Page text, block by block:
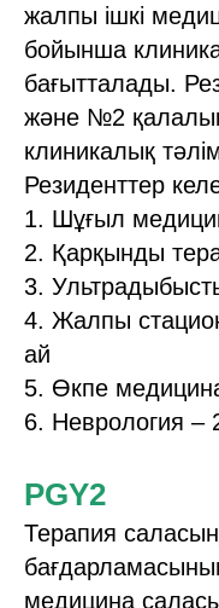
жалпы ішкі
бойынша
бағытталады.
және №2
клиникалық
Резиденттер
1. Шұғыл
2. Қарқынды
3.
4. Жалпы
ай
5. Өкпе
6. Неврология –
PGY2
Терапия
медицина